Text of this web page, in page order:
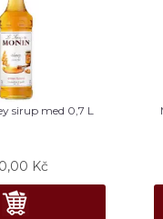
sirup med 0,7 L
Kč